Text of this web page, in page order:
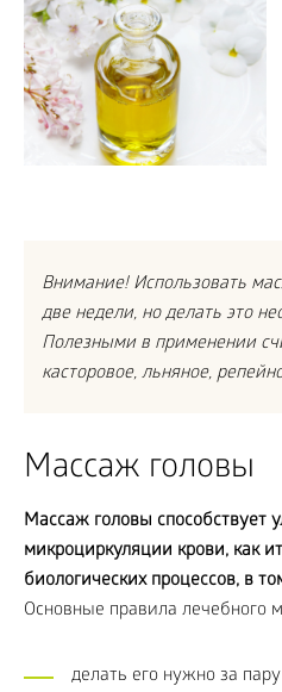
Внимание! Использовать
две недели, но делать это
Полезными в применении
касторовое, льняное,
Массаж головы
Массаж головы способствует
микроциркуляции крови, как
биологических процессов, в
Основные правила лечебного
делать его нужно за